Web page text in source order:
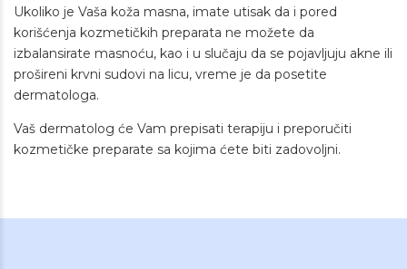
Ukoliko je Vaša koža masna, imate utisak da i pored
korišćenja kozmetičkih preparata ne možete da
izbalansirate masnoću, kao i u slučaju da se pojavljuju akne ili
prošireni krvni sudovi na licu, vreme je da posetite
dermatologa.
Vaš dermatolog će Vam prepisati terapiju i preporučiti
kozmetičke preparate sa kojima ćete biti zadovoljni.